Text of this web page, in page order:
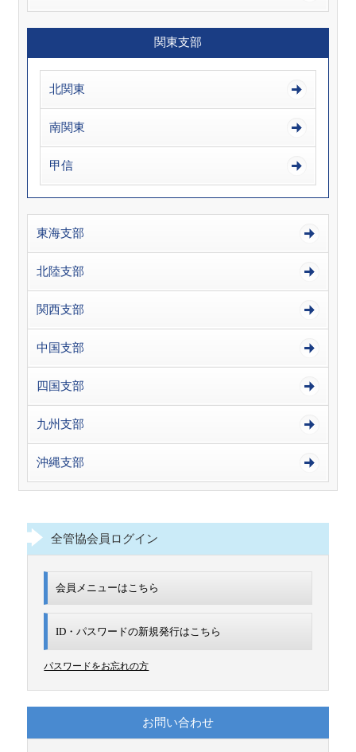
関東支部
北関東
南関東
甲信
東海支部
北陸支部
関西支部
中国支部
四国支部
九州支部
沖縄支部
全管協会員ログイン
会員メニューはこちら
ID・パスワードの新規発行はこちら
パスワードをお忘れの方
お問い合わせ